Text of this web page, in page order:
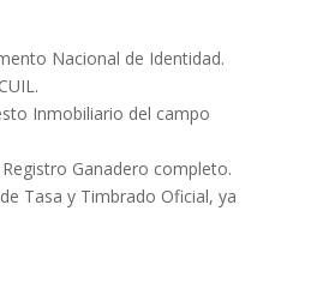
Nacional de Identidad.
Inmobiliario del campo
Ganadero completo.
Tasa y Timbrado Oficial, ya